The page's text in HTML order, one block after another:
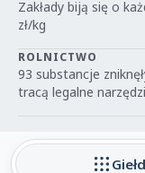
Zakłady biją się o
zł/kg
ROLNICTWO
93 substancje
tracą legalne
© 2026